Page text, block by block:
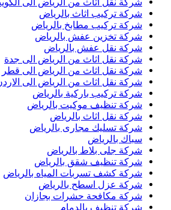
شركة تركيب اثاث بالرياض
شركة تركيب مطابخ بالرياض
شركة تخزين عفش بالرياض
شركة نقل عفش بالرياض
شركة نقل اثاث من الرياض الى جدة
شركة نقل اثاث من الرياض الى قطر
شركة نقل اثاث من الرياض الى
شركة تركيب باركية بالرياض
شركة تنظيف موكيت بالرياض
شركة نقل اثاث بالرياض
شركة تسليك مجارى بالرياض
سباك بالرياض
شركة جلى بلاط بالرياض
شركة تنظيف شقق بالرياض
شركة كشف تسربات المياه بالرياض
شركة عزل اسطح بالرياض
شركة مكافحة حشرات بجازان
شركة تنظيف بالدمام